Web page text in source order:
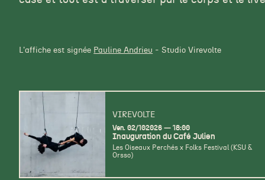
L'affiche est signée Pauline Andrieu - Studio Virevolte
VIREVOLTE
vendredi
Ven. 02/octobre
102026 18:00
Inauguration du Café Julien
Les Oiseaux Perchés x Folks Festival (KSU &
Orsso)